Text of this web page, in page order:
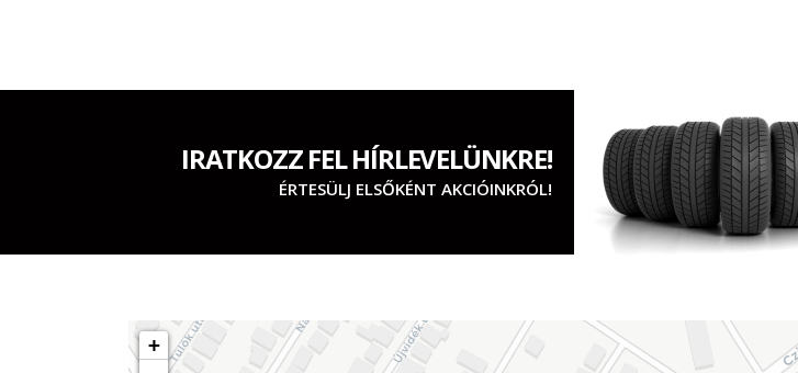
IRATKOZZ FEL HÍRLEVELÜNKRE!
ÉRTESÜLJ ELSŐKÉNT AKCIÓINKRÓL!
+